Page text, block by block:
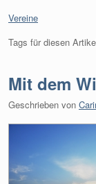
Kategorien:
Vereine
Tags für diesen
Mit dem
Geschrieben von